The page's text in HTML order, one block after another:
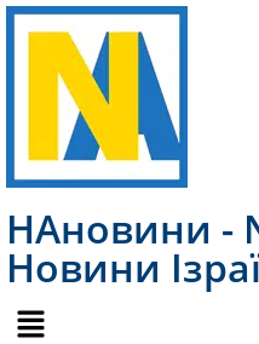
НАновини -
Новини